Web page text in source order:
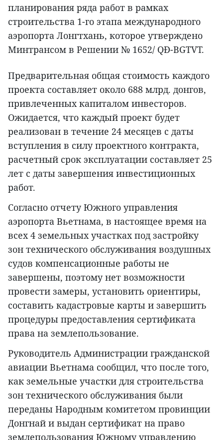
планирования ряда работ в рамках
строительства 1-го этапа международного
аэропорта Лонгтхань, которое утверждено
Минтрансом в Решении № 1652/ QĐ-BGTVT.
Предварительная общая стоимость каждого
проекта составляет около 688 млрд. донгов,
привлеченных капиталом инвесторов.
Ожидается, что каждый проект будет
реализован в течение 24 месяцев с даты
вступления в силу проектного контракта,
расчетный срок эксплуатации составляет 25
лет с даты завершения инвестиционных
работ.
Согласно отчету Южного управления
аэропорта Вьетнама, в настоящее время на
всех 4 земельных участках под застройку
зон технического обслуживания воздушных
судов компенсационные работы не
завершены, поэтому нет возможности
провести замеры, установить ориентиры,
составить кадастровые карты и завершить
процедуры предоставления сертификата
права на землепользование.
Руководитель Администрации гражданской
авиации Вьетнама сообщил, что после того,
как земельные участки для строительства
зон технического обслуживания были
переданы Народным комитетом провинции
Донгнай и выдан сертификат на право
землепользования Южному управлению